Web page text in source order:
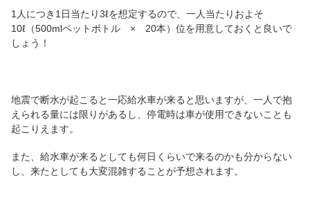
1人につき1日当たり3ℓを想定するので、一人当たりおよそ
10ℓ（500mlペットボトル × 20本）位を用意しておくと良いで
しょう！
地震で断水が起こると一応給水車が来ると思いますが、一人で抱
えられる量には限りがあるし、停電時は車が使用できないことも
起こりえます。
また、給水車が来るとしても何日くらいで来るのかも分からない
し、来たとしても大変混雑することが予想されます。